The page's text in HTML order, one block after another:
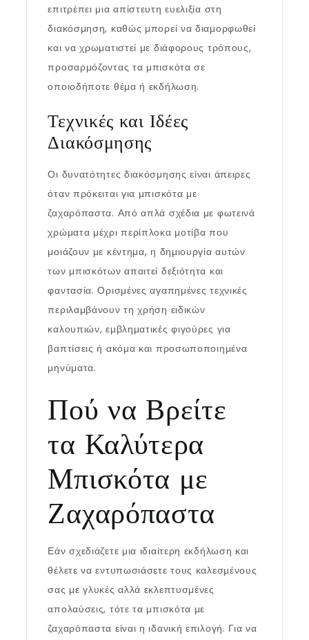
επιτρέπει μια απίστευτη ευελιξία στη
διακόσμηση, καθώς μπορεί να διαμορφωθεί
και να χρωματιστεί με διάφορους τρόπους,
προσαρμόζοντας τα μπισκότα σε
οποιοδήποτε θέμα ή εκδήλωση.
Τεχνικές και Ιδέες
Διακόσμησης
Οι δυνατότητες διακόσμησης είναι άπειρες
όταν πρόκειται για μπισκότα με
ζαχαρόπαστα. Από απλά σχέδια με φωτεινά
χρώματα μέχρι περίπλοκα μοτίβα που
μοιάζουν με κέντημα, η δημιουργία αυτών
των μπισκότων απαιτεί δεξιότητα και
φαντασία. Ορισμένες αγαπημένες τεχνικές
περιλαμβάνουν τη χρήση ειδικών
καλουπιών, εμβληματικές φιγούρες για
βαπτίσεις ή ακόμα και προσωποποιημένα
μηνύματα.
Πού να Βρείτε
τα Καλύτερα
Μπισκότα με
Ζαχαρόπαστα
Εάν σχεδιάζετε μια ιδιαίτερη εκδήλωση και
θέλετε να εντυπωσιάσετε τους καλεσμένους
σας με γλυκές αλλά εκλεπτυσμένες
απολαύσεις, τότε τα μπισκότα με
ζαχαρόπαστα είναι η ιδανική επιλογή. Για να